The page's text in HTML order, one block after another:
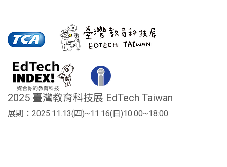
2025 臺灣教育科技展 EdTech Taiwan
展期：2025.11.13(四)~11.16(日)10:00~18:00